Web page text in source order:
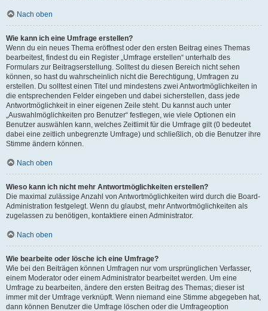
Nach oben
Wie kann ich eine Umfrage erstellen?
Wenn du ein neues Thema eröffnest oder den ersten Beitrag eines Themas
bearbeitest, findest du ein Register „Umfrage erstellen“ unterhalb des
Formulars zur Beitragserstellung. Solltest du diesen Bereich nicht sehen
können, so hast du wahrscheinlich nicht die Berechtigung, Umfragen zu
erstellen. Du solltest einen Titel und mindestens zwei Antwortmöglichkeiten in
die entsprechenden Felder eingeben und dabei sicherstellen, dass jede
Antwortmöglichkeit in einer eigenen Zeile steht. Du kannst auch unter
„Auswahlmöglichkeiten pro Benutzer“ festlegen, wie viele Optionen ein
Benutzer auswählen kann, welches Zeitlimit für die Umfrage gilt (0 bedeutet
dabei eine zeitlich unbegrenzte Umfrage) und schließlich, ob die Benutzer ihre
Stimme ändern können.
Nach oben
Wieso kann ich nicht mehr Antwortmöglichkeiten erstellen?
Die maximal zulässige Anzahl von Antwortmöglichkeiten wird durch die Board-
Administration festgelegt. Wenn du glaubst, mehr Antwortmöglichkeiten als
zugelassen zu benötigen, kontaktiere einen Administrator.
Nach oben
Wie bearbeite oder lösche ich eine Umfrage?
Wie bei den Beiträgen können Umfragen nur vom ursprünglichen Verfasser,
einem Moderator oder einem Administrator bearbeitet werden. Um eine
Umfrage zu bearbeiten, ändere den ersten Beitrag des Themas; dieser ist
immer mit der Umfrage verknüpft. Wenn niemand eine Stimme abgegeben hat,
dann können Benutzer die Umfrage löschen oder die Umfrageoption